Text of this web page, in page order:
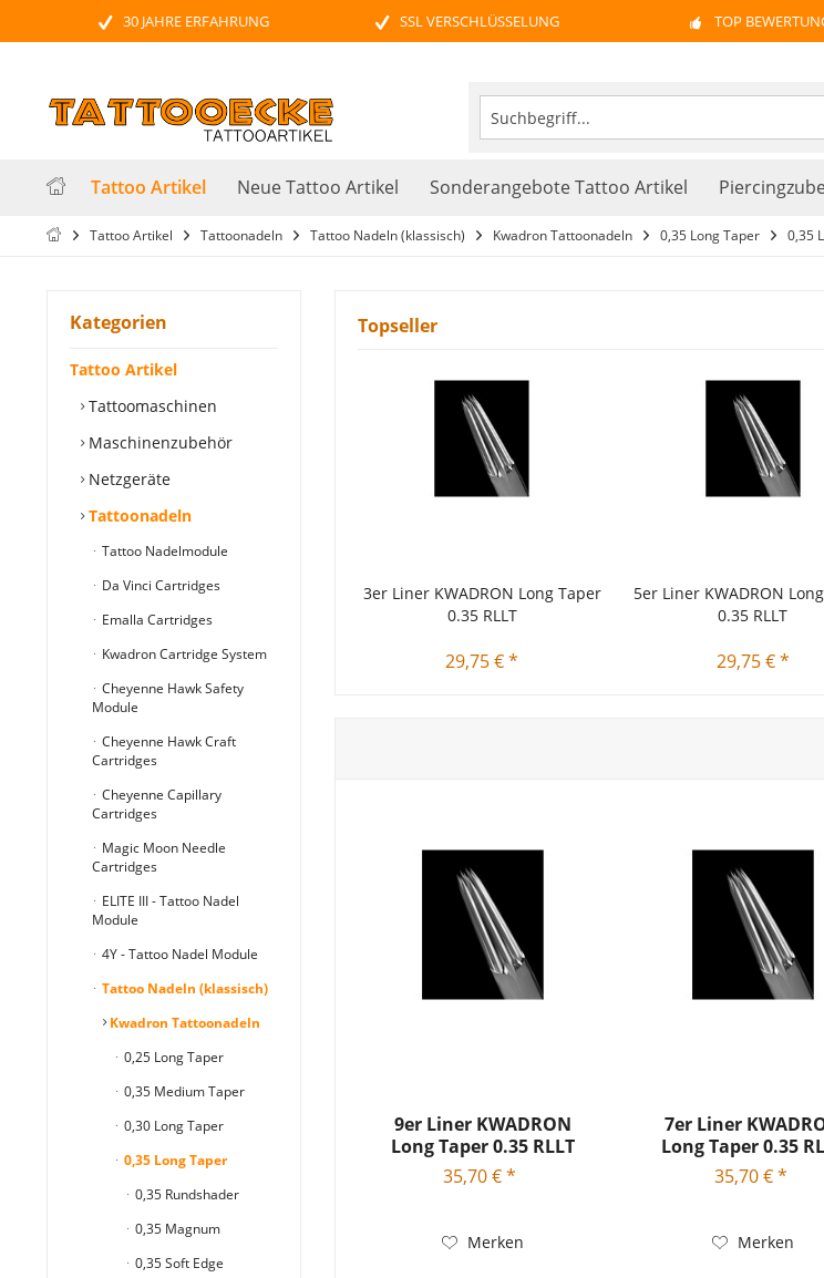
30 JAHRE ERFAHRUNG SSL VERSCHLÜSSELUNG TOP
Tattoo Artikel Neue Tattoo Artikel Sonderangebote Tattoo Artikel
Tattoo Artikel Tattoonadeln Tattoo Nadeln (klassisch) Kwadron Tattoonadeln 0,35 Long Taper 0,35
Kategorien
Tattoo Artikel
Tattoomaschinen
Maschinenzubehör
Netzgeräte
Tattoonadeln
Tattoo Nadelmodule
Da Vinci Cartridges
Emalla Cartridges
Kwadron Cartridge System
Cheyenne Hawk Safety
Module
Cheyenne Hawk Craft
Cartridges
Cheyenne Capillary
Cartridges
Magic Moon Needle
Cartridges
ELITE III - Tattoo Nadel
Module
4Y - Tattoo Nadel Module
Tattoo Nadeln (klassisch)
Kwadron Tattoonadeln
0,25 Long Taper
0,35 Medium Taper
0,30 Long Taper
0,35 Long Taper
0,35 Rundshader
0,35 Magnum
0,35 Soft Edge
Topseller
3er Liner KWADRON Long Taper
0.35 RLLT
29,75 € *
5er Liner KWADRON
0.35 RLLT
29,75 € *
9er Liner KWADRON
Long Taper 0.35 RLLT
35,70 € *
Merken
7er Liner
Long Taper 0.35
35,70 € *
Merken